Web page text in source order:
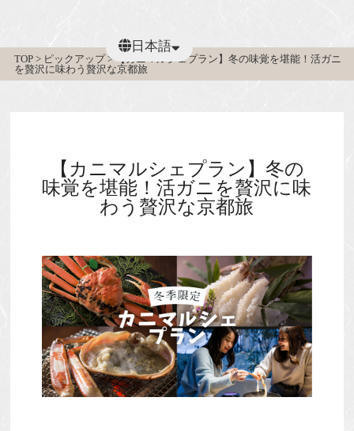
日本語
TOP > ピックアップ>【カニマルシェプラン】冬の味覚を堪能！活ガニ
を贅沢に味わう贅沢な京都旅
【カニマルシェプラン】冬の
味覚を堪能！活ガニを贅沢に味
わう贅沢な京都旅